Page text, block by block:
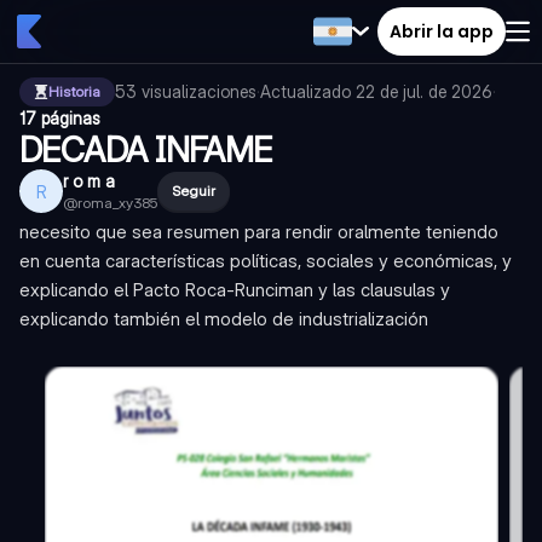
Abrir la app
Historia 53 visualizaciones·Actualizado 22 de jul. de 2026·
17 páginas
DECADA INFAME
R r o m a
@roma_xy385
Seguir
necesito que sea resumen para rendir oralmente teniendo
en cuenta características políticas, sociales y económicas, y
explicando el Pacto Roca-Runciman y las clausulas y
explicando también el modelo de industrialización